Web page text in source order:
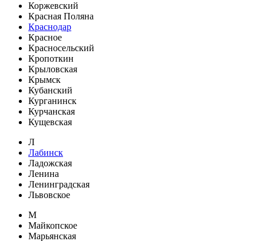
Коржевский
Красная Поляна
Краснодар
Красное
Красносельский
Кропоткин
Крыловская
Крымск
Кубанский
Курганинск
Курчанская
Кущевская
Л
Лабинск
Ладожская
Ленина
Ленинградская
Львовское
М
Майкопское
Марьянская